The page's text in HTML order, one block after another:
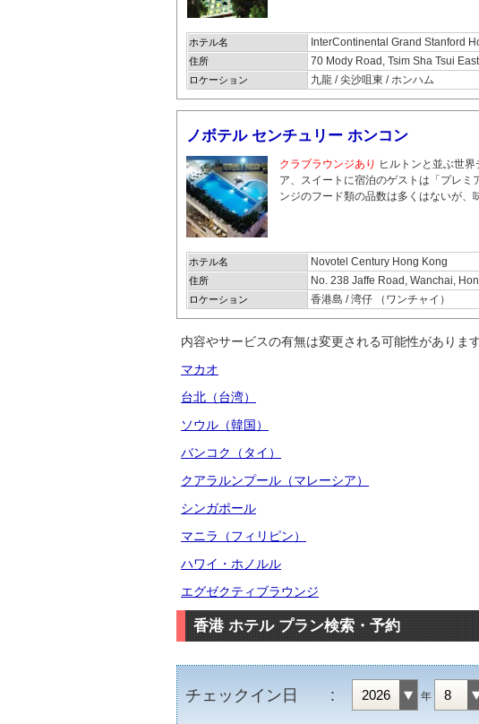
ホテル名 InterContinental Grand Stanford
住所 70 Mody Road, Tsim Sha Tsui
ロケーション 九龍 / 尖沙咀東 / ホンハム
ノボテル センチュリー ホンコン
クラブラウンジあり ヒルトンと並ぶ世界
ア、スイートに宿泊のゲストは「プレミ
ンジのフード類の品数は多くはないが、
ホテル名 Novotel Century Hong Kong
住所 No. 238 Jaffe Road, Wanchai,
ロケーション 香港島 / 湾仔 （ワンチャイ）
内容やサービスの有無は変更される可能性がありま
マカオ
台北（台湾）
ソウル（韓国）
バンコク（タイ）
クアラルンプール（マレーシア）
シンガポール
マニラ（フィリピン）
ハワイ・ホノルル
エグゼクティブラウンジ
香港 ホテル プラン検索・予約
チェックイン日 : 年